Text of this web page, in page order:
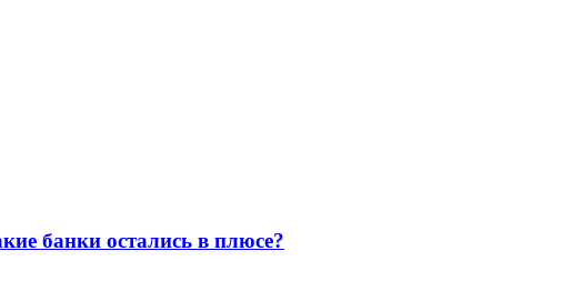
банки остались в плюсе?